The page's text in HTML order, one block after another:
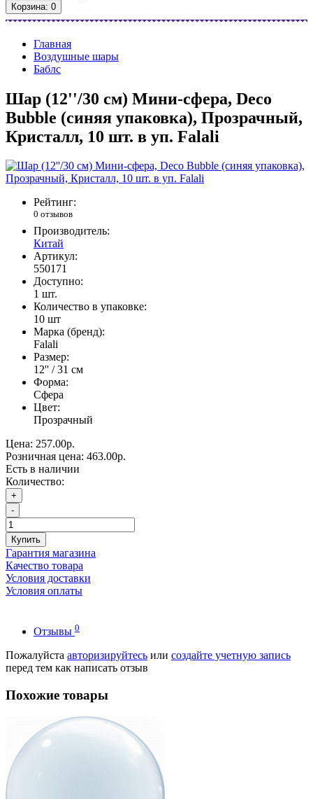
Корзина: 0
Главная
Воздушные шары
Баблс
Шар (12''/30 см) Мини-сфера, Deco
Bubble (синяя упаковка), Прозрачный,
Кристалл, 10 шт. в уп. Falali
Рейтинг:
0 отзывов
Производитель:
Китай
Артикул:
550171
Доступно:
1 шт.
Количество в упаковке:
10 шт
Марка (бренд):
Falali
Размер:
12'' / 31 см
Форма:
Сфера
Цвет:
Прозрачный
Цена: 257.00р.
Розничная цена: 463.00р.
Есть в наличии
Количество:
+
-
Купить
Гарантия магазина
Качество товара
Условия доставки
Условия оплаты
Отзывы 0
Пожалуйста авторизируйтесь или создайте учетную запись
перед тем как написать отзыв
Похожие товары